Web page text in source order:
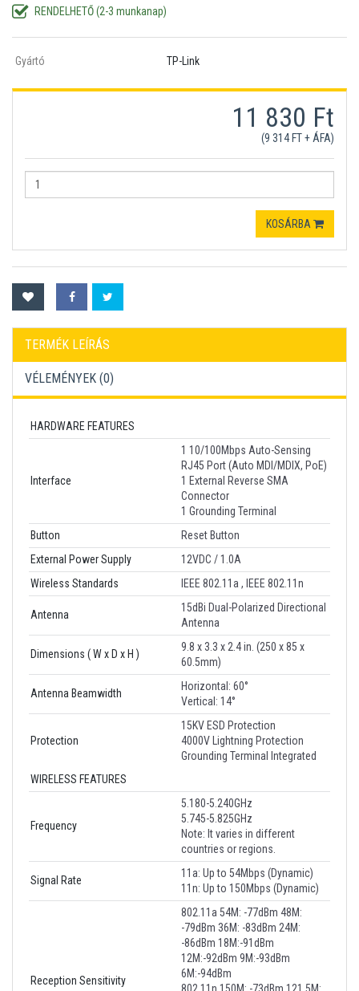
RENDELHETŐ (2-3 munkanap)
Gyártó TP-Link
11 830 Ft
(9 314 FT + ÁFA)
KOSÁRBA
TERMÉK LEÍRÁS
VÉLEMÉNYEK (0)
HARDWARE FEATURES
Interface
1 10/100Mbps Auto-Sensing
RJ45 Port (Auto MDI/MDIX, PoE)
1 External Reverse SMA
Connector
1 Grounding Terminal
Button
Reset Button
External Power Supply
12VDC / 1.0A
Wireless Standards
IEEE 802.11a , IEEE 802.11n
Antenna
15dBi Dual-Polarized Directional
Antenna
Dimensions ( W x D x H )
9.8 x 3.3 x 2.4 in. (250 x 85 x
60.5mm)
Antenna Beamwidth
Horizontal: 60°
Vertical: 14°
Protection
15KV ESD Protection
4000V Lightning Protection
Grounding Terminal Integrated
WIRELESS FEATURES
Frequency
5.180-5.240GHz
5.745-5.825GHz
Note: It varies in different
countries or regions.
Signal Rate
11a: Up to 54Mbps (Dynamic)
11n: Up to 150Mbps (Dynamic)
Reception Sensitivity
802.11a 54M: -77dBm 48M:
-79dBm 36M: -83dBm 24M:
-86dBm 18M:-91dBm
12M:-92dBm 9M:-93dBm
6M:-94dBm